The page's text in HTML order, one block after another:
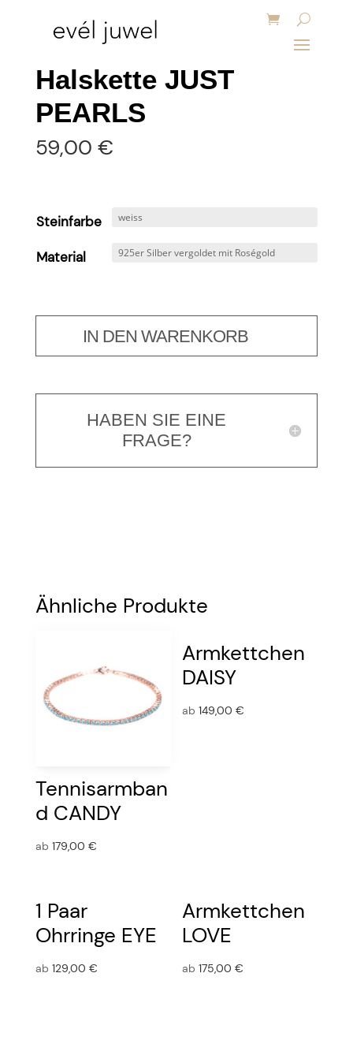
Halskette JUST
PEARLS
59,00 €
Steinfarbe
Material
IN DEN WARENKORB
HABEN SIE EINE
FRAGE?
Ähnliche Produkte
Tennisarmban
d CANDY
ab 179,00 €
Armkettchen
DAISY
ab149,00€
1 Paar
Ohrringe EYE
ab 129,00 €
Armkettchen
LOVE
ab175,00€